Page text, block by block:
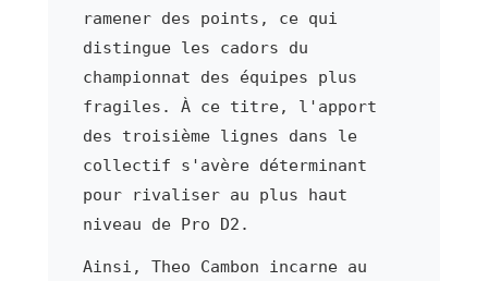
ramener des points, ce qui
distingue les cadors du
championnat des équipes plus
fragiles. À ce titre, l'apport
des troisième lignes dans le
collectif s'avère déterminant
pour rivaliser au plus haut
niveau de Pro D2.
Ainsi, Theo Cambon incarne au